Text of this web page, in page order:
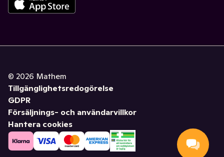
© 2026 Mathem
Tillgänglighetsredogörelse
GDPR
Försäljnings- och användarvillkor
Hantera cookies